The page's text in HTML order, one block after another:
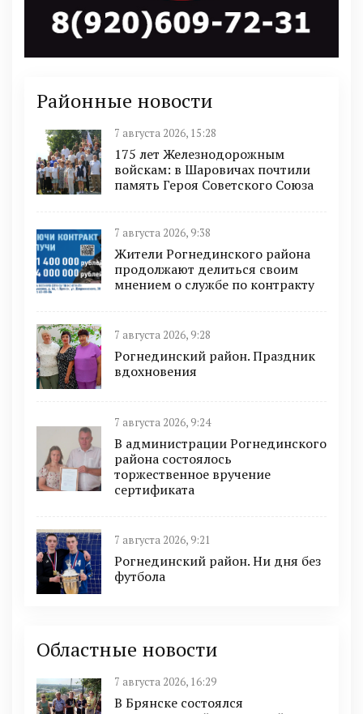
Районные новости
7 августа 2026, 15:28
175 лет Железнодорожным
войскам: в Шаровичах почтили
память Героя Советского Союза
7 августа 2026, 9:38
Жители Рогнединского района
продолжают делиться своим
мнением о службе по контракту
7 августа 2026, 9:28
Рогнединский район. Праздник
вдохновения
7 августа 2026, 9:24
В администрации Рогнединского
района состоялось
торжественное вручение
сертификата
7 августа 2026, 9:21
Рогнединский район. Ни дня без
футбола
Областные новости
7 августа 2026, 16:29
В Брянске состоялся